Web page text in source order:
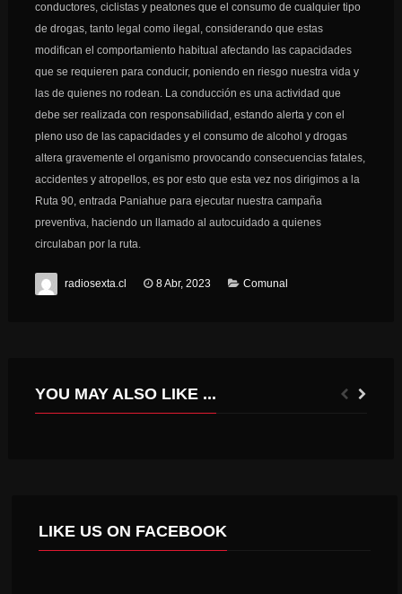
conductores, ciclistas y peatones que el consumo de cualquier tipo
de drogas, tanto legal como ilegal, considerando que estas
modifican el comportamiento habitual afectando las capacidades
que se requieren para conducir, poniendo en riesgo nuestra vida y
las de quienes no rodean. La conducción es una actividad que
debe ser realizada con responsabilidad, estando alerta y con el
pleno uso de las capacidades y el consumo de alcohol y drogas
altera gravemente el organismo provocando consecuencias fatales,
accidentes y atropellos, es por esto que esta vez nos dirigimos a la
Ruta 90, entrada Paniahue para ejecutar nuestra campaña
preventiva, haciendo un llamado al autocuidado a quienes
circulaban por la ruta.
radiosexta.cl 8 Abr, 2023 Comunal
YOU MAY ALSO LIKE ...
LIKE US ON FACEBOOK